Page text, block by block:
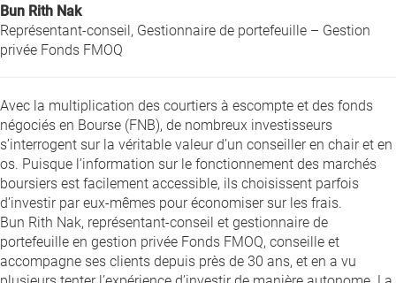
Bun Rith Nak
Représentant-conseil, Gestionnaire de portefeuille – Gestion
privée Fonds FMOQ
Avec la multiplication des courtiers à escompte et des fonds
négociés en Bourse (FNB), de nombreux investisseurs
s’interrogent sur la véritable valeur d’un conseiller en chair et en
os. Puisque l’information sur le fonctionnement des marchés
boursiers est facilement accessible, ils choisissent parfois
d’investir par eux-mêmes pour économiser sur les frais.
Bun Rith Nak, représentant-conseil et gestionnaire de
portefeuille en gestion privée Fonds FMOQ, conseille et
accompagne ses clients depuis près de 30 ans, et en a vu